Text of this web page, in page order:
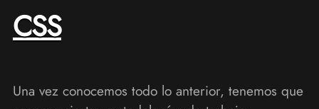
CSS
Una vez conocemos todo lo anterior, tenemos que